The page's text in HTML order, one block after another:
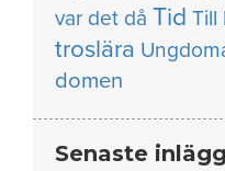
var det då Tid Till
troslära
domen
Senaste